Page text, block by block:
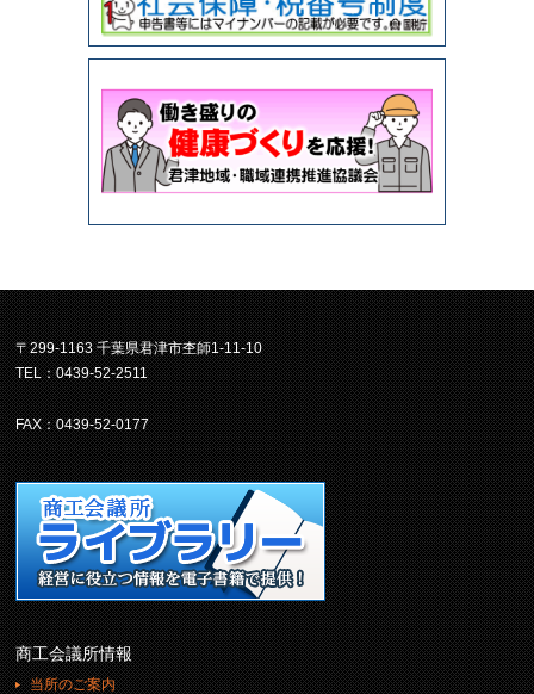
〒299-1163 千葉県君津市杢師1-11-10
TEL：0439-52-2511
FAX：0439-52-0177
商工会議所情報
当所のご案内